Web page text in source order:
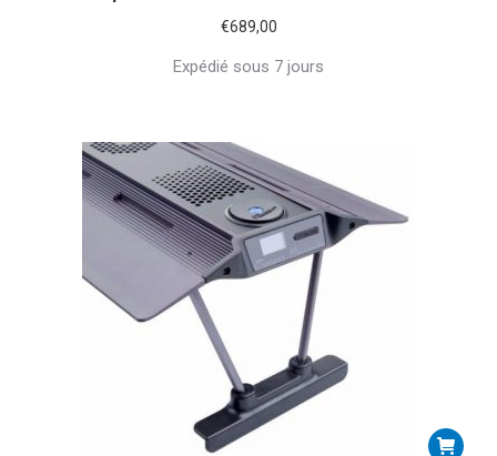
€689,00
Expédié sous 7 jours